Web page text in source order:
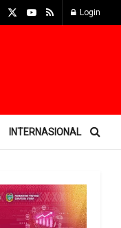
Login
INTERNASIONAL